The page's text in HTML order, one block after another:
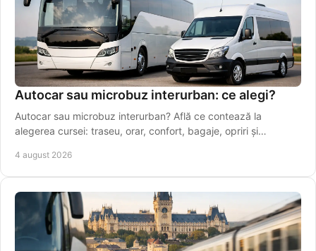
Autocar sau microbuz interurban: ce alegi?
Autocar sau microbuz interurban? Află ce contează la
alegerea cursei: traseu, orar, confort, bagaje, opriri și
4 august 2026